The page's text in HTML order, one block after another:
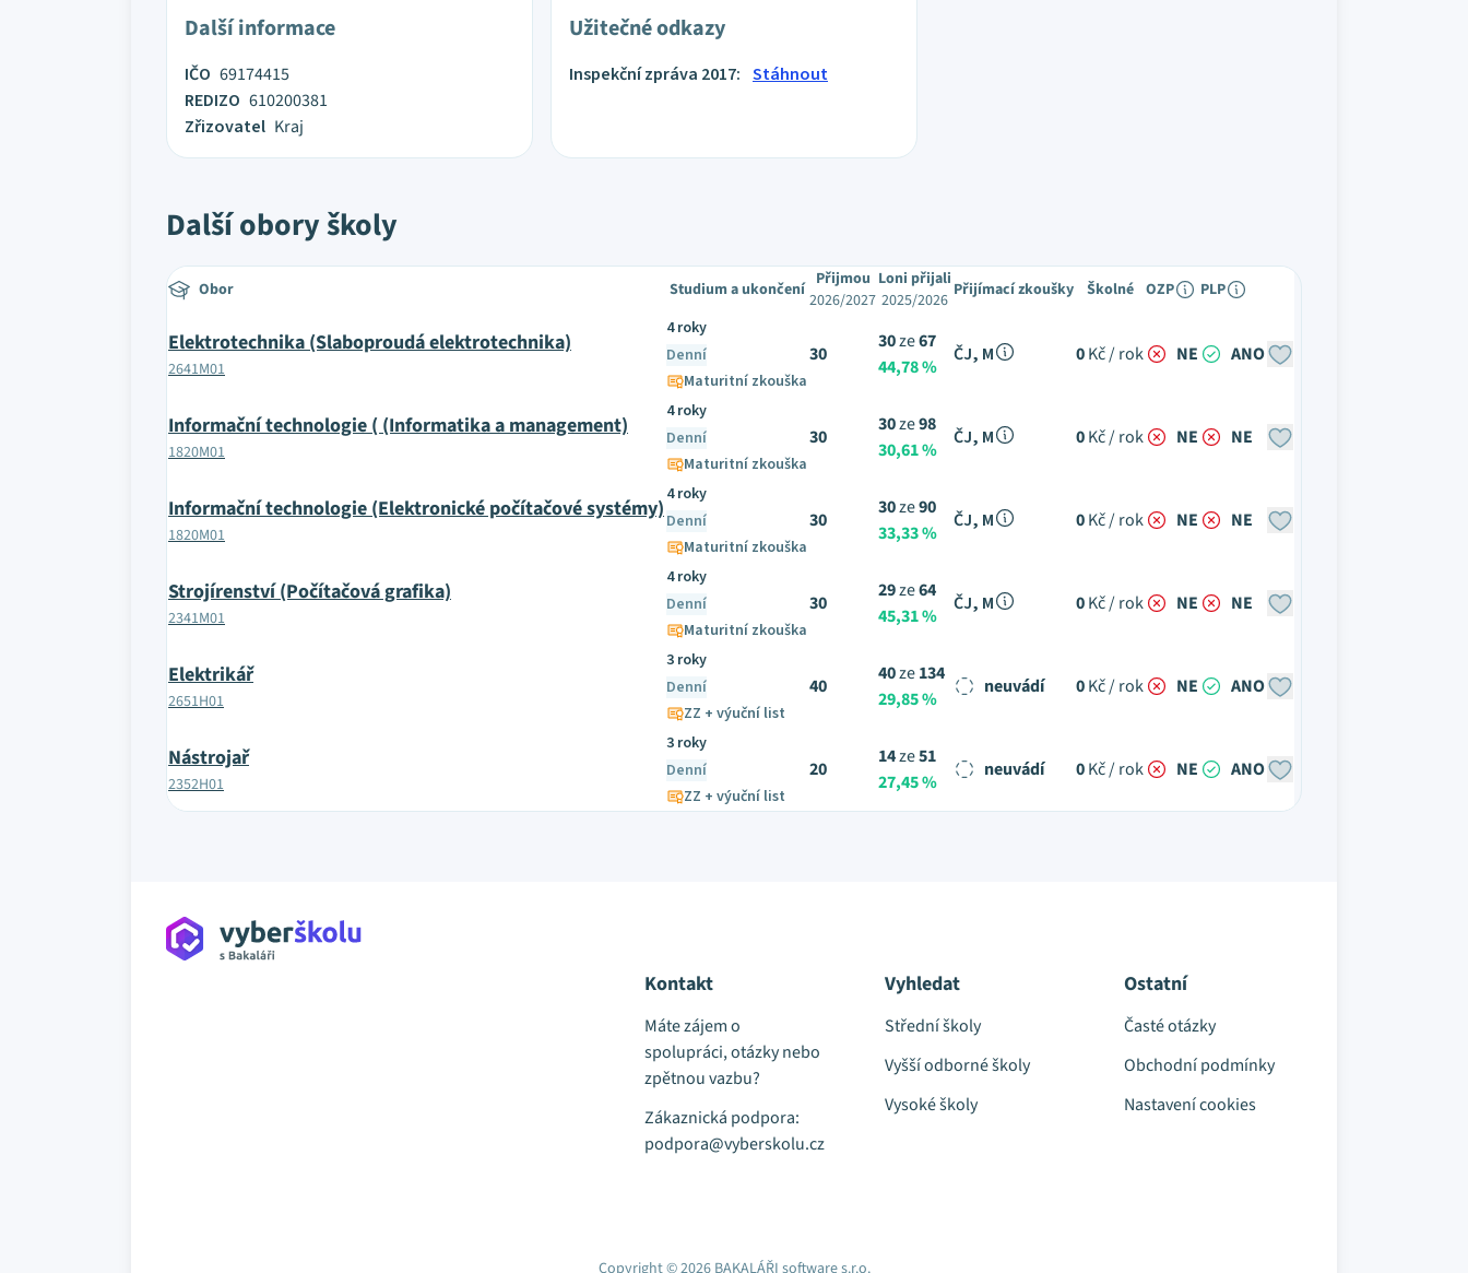
Další informace
IČO 69174415
REDIZO 610200381
Zřizovatel Kraj
Užitečné odkazy
Inspekční zpráva 2017: Stáhnout
Další obory školy
Obor Studium a ukončení Přijmou
2026/2027
Loni přijali
2025/2026 Přijímací zkoušky Školné OZP PLP
Elektrotechnika (Slaboproudá elektrotechnika)
2641M01
4 roky
Denní
Maturitní zkouška
30
30ze67
44,78 %
ČJ, M 0Kč / rok NE ANO
Informační technologie ( (Informatika a management)
1820M01
4 roky
Denní
Maturitní zkouška
30
30ze98
30,61 %
ČJ, M 0Kč / rok NE NE
Informační technologie (Elektronické počítačové systémy)
1820M01
4 roky
Denní
Maturitní zkouška
30
30ze90
33,33 %
ČJ, M 0Kč / rok NE NE
Strojírenství (Počítačová grafika)
2341M01
4 roky
Denní
Maturitní zkouška
30
29ze64
45,31 %
ČJ, M 0Kč / rok NE NE
Elektrikář
2651H01
3 roky
Denní
ZZ + výuční list
40
40ze134
29,85 %
neuvádí 0Kč / rok NE ANO
Nástrojař
2352H01
3 roky
Denní
ZZ + výuční list
20
14ze51
27,45 %
neuvádí 0Kč / rok NE ANO
Kontakt
Máte zájem o
spolupráci, otázky nebo
zpětnou vazbu?
Zákaznická podpora:
podpora@vyberskolu.cz
Vyhledat
Střední školy
Vyšší odborné školy
Vysoké školy
Ostatní
Časté otázky
Obchodní podmínky
Nastavení cookies
Copyright © 2026 BAKALÁŘI software s.r.o.